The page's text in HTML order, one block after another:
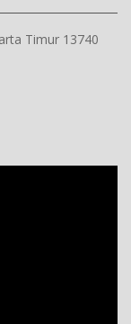
Timur 13740